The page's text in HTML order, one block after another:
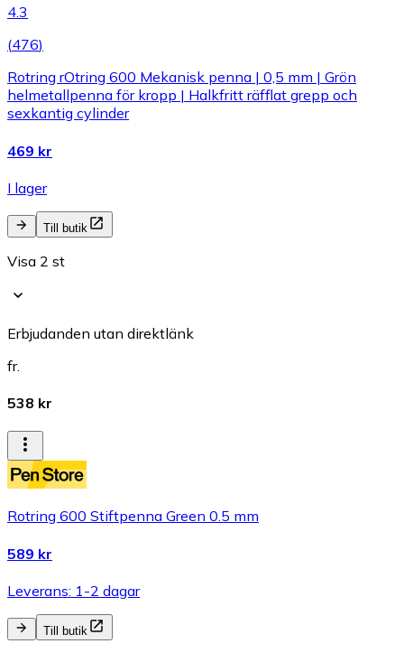
4.3
(476)
Rotring rOtring 600 Mekanisk penna | 0,5 mm | Grön
helmetallpenna för kropp | Halkfritt räfflat grepp och
sexkantig cylinder
469 kr
I lager
Till butik
Visa 2 st
Erbjudanden utan direktlänk
fr.
538 kr
Rotring 600 Stiftpenna Green 0.5 mm
589 kr
Leverans: 1-2 dagar
Till butik